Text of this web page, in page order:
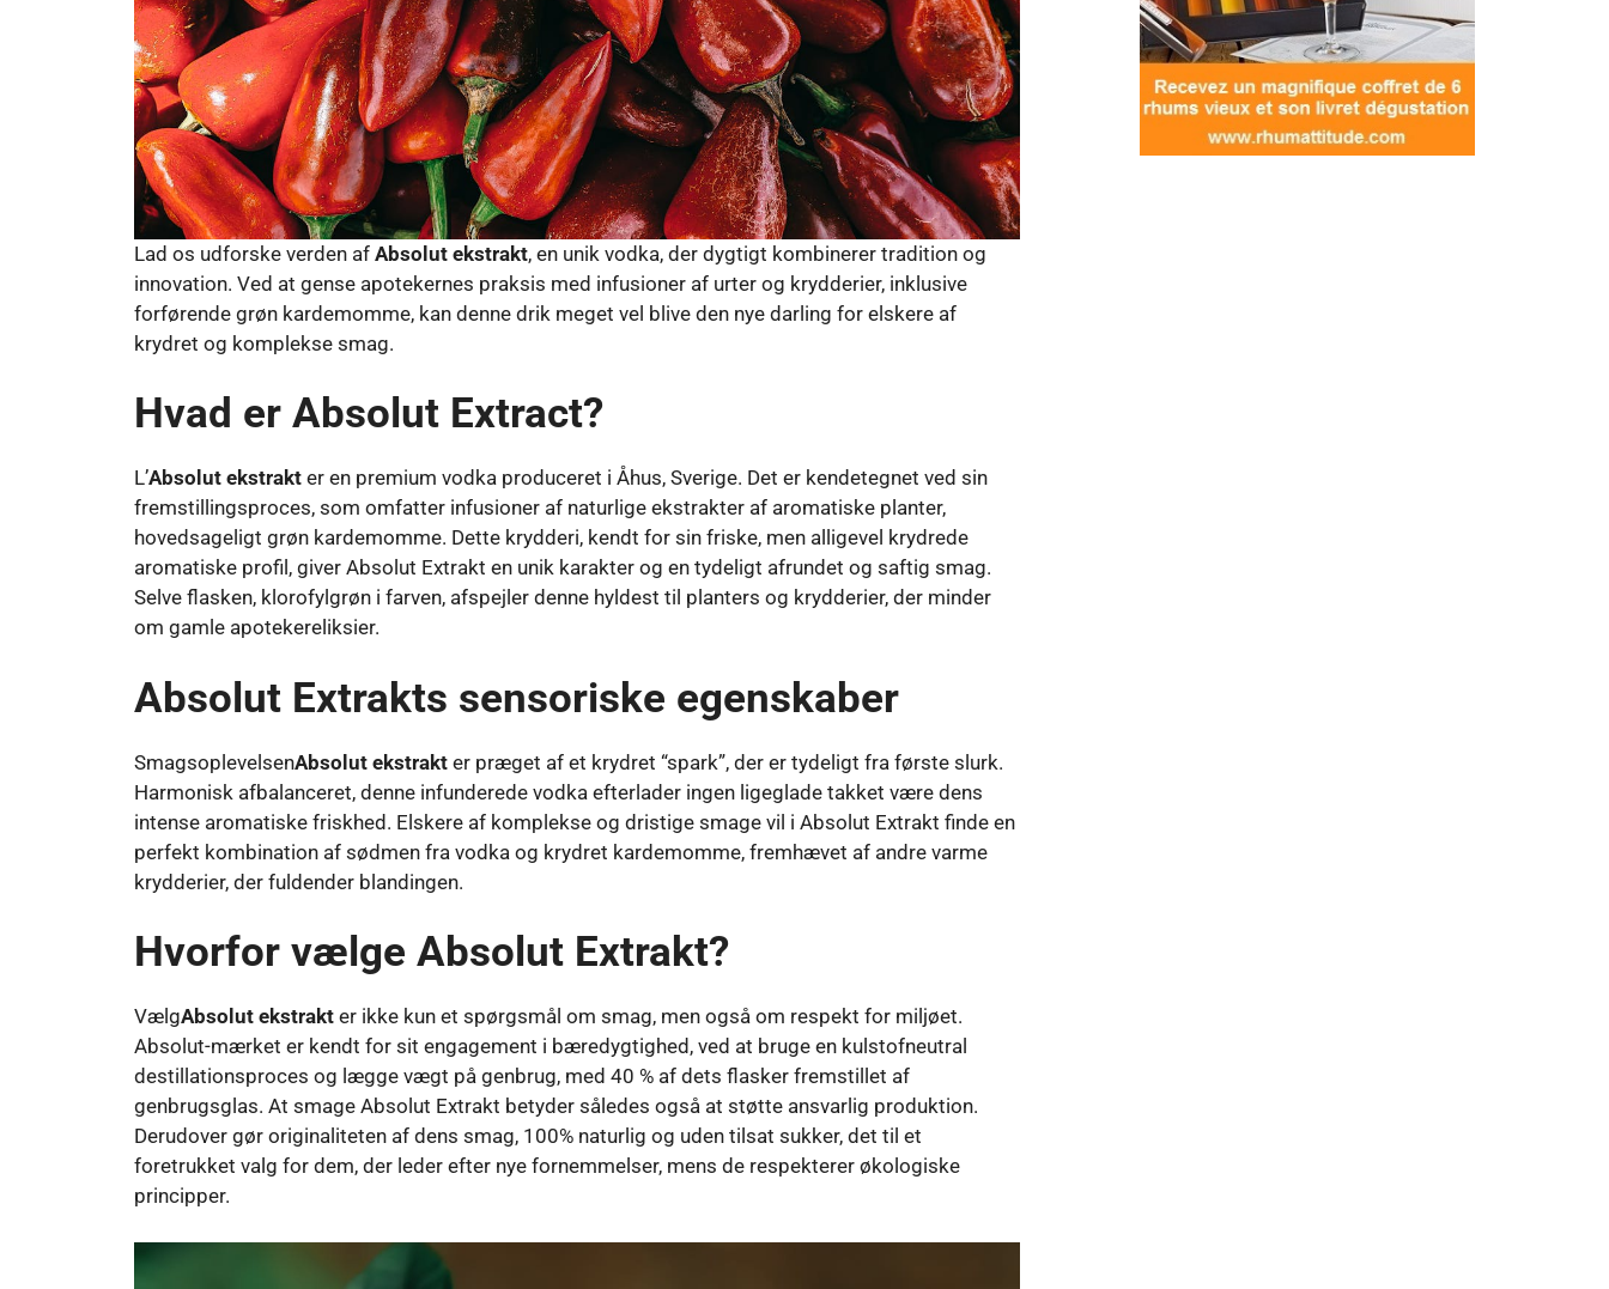
Lad os udforske verden af Absolut ekstrakt, en unik vodka, der dygtigt kombinerer tradition og
innovation. Ved at gense apotekernes praksis med infusioner af urter og krydderier, inklusive
forførende grøn kardemomme, kan denne drik meget vel blive den nye darling for elskere af
krydret og komplekse smag.
Hvad er Absolut Extract?
L’Absolut ekstrakt er en premium vodka produceret i Åhus, Sverige. Det er kendetegnet ved sin
fremstillingsproces, som omfatter infusioner af naturlige ekstrakter af aromatiske planter,
hovedsageligt grøn kardemomme. Dette krydderi, kendt for sin friske, men alligevel krydrede
aromatiske profil, giver Absolut Extrakt en unik karakter og en tydeligt afrundet og saftig smag.
Selve flasken, klorofylgrøn i farven, afspejler denne hyldest til planters og krydderier, der minder
om gamle apotekereliksier.
Absolut Extrakts sensoriske egenskaber
SmagsoplevelsenAbsolut ekstrakt er præget af et krydret “spark”, der er tydeligt fra første slurk.
Harmonisk afbalanceret, denne infunderede vodka efterlader ingen ligeglade takket være dens
intense aromatiske friskhed. Elskere af komplekse og dristige smage vil i Absolut Extrakt finde en
perfekt kombination af sødmen fra vodka og krydret kardemomme, fremhævet af andre varme
krydderier, der fuldender blandingen.
Hvorfor vælge Absolut Extrakt?
VælgAbsolut ekstrakt er ikke kun et spørgsmål om smag, men også om respekt for miljøet.
Absolut-mærket er kendt for sit engagement i bæredygtighed, ved at bruge en kulstofneutral
destillationsproces og lægge vægt på genbrug, med 40 % af dets flasker fremstillet af
genbrugsglas. At smage Absolut Extrakt betyder således også at støtte ansvarlig produktion.
Derudover gør originaliteten af ​​dens smag, 100% naturlig og uden tilsat sukker, det til et
foretrukket valg for dem, der leder efter nye fornemmelser, mens de respekterer økologiske
principper.